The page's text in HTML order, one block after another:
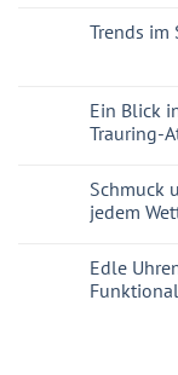
Trends im
Ein Blick
Trauring-
Schmuck
jedem
Edle